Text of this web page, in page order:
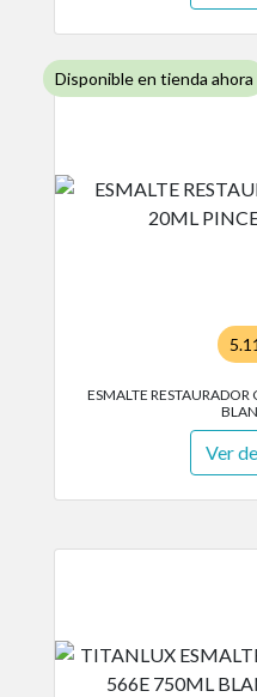
Disponible en tienda ahora
ESMALTE RESTAURADOR
Ver